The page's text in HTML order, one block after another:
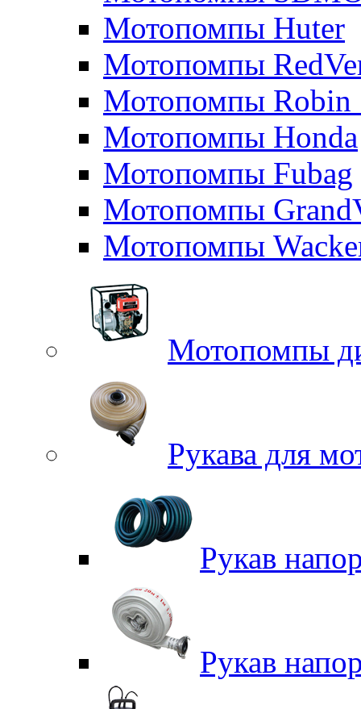
Мотопомпы Huter
Мотопомпы
Мотопомпы Robin
Мотопомпы Honda
Мотопомпы Fubag
Мотопомпы
Мотопомпы
Мотопомпы
Рукава для
Рукав
Рукав